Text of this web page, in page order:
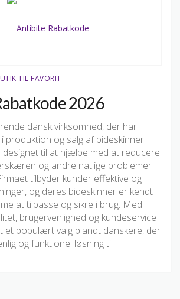
TIL FAVORIT
2026
dansk virksomhed, der har
produktion og salg af bideskinner.
designet til at hjælpe med at reducere
og andre natlige problemer
tilbyder kunder effektive og
og deres bideskinner er kendt
at tilpasse og sikre i brug. Med
brugervenlighed og kundeservice
et populært valg blandt danskere, der
og funktionel løsning til